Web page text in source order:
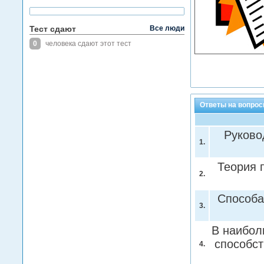
Ответы на
1.
2.
Теория
3.
4.
В
Тест сдают
Все люди
0
человека сдают этот тест